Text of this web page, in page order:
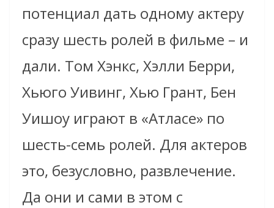
потенциал дать одному актеру
сразу шесть ролей в фильме – и
дали. Том Хэнкс, Хэлли Берри,
Хьюго Уивинг, Хью Грант, Бен
Уишоу играют в «Атласе» по
шесть-семь ролей. Для актеров
это, безусловно, развлечение.
Да они и сами в этом с